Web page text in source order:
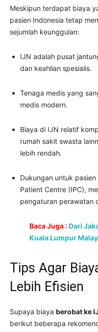
Meskipun terdapat biaya
pasien Indonesia tetap
sejumlah keunggulan:
IJN adalah pusat
dan keahlian spesialis.
Tenaga medis yang
medis modern.
Biaya di IJN relatif
rumah sakit swasta
lebih rendah.
Dukungan untuk
Patient Centre (IPC),
pengaturan perawatan
Baca Juga :Dari
Kuala Lumpur
Tips Agar
Lebih Efisien
Supaya biaya berobat ke
berikut beberapa